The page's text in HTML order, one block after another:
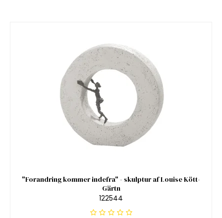
"Forandring kommer indefra" - skulptur af Louise Kött-
Gärtn
122544